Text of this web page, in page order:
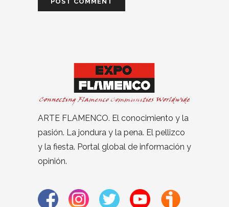
ARTE FLAMENCO. El conocimiento y la
pasión. La jondura y la pena. El pellizco
y la fiesta. Portal global de información y
opinión.